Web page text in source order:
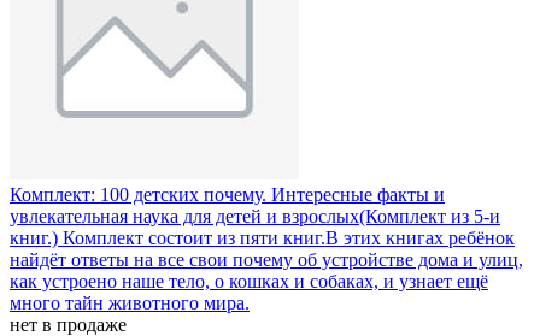
Комплект: 100 детских почему. Интересные факты и
увлекательная наука для детей и взрослых(Комплект из 5-и
книг.) Комплект состоит из пяти книг.В этих книгах ребёнок
найдёт ответы на все свои почему об устройстве дома и улиц,
как устроено наше тело, о кошках и собаках, и узнает ещё
много тайн животного мира.
нет в продаже